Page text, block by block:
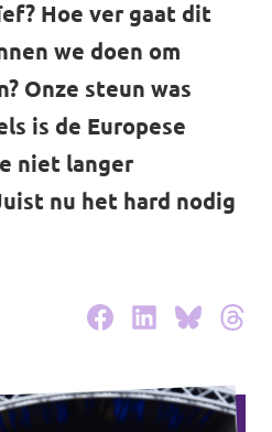
Hoe ver gaat dit
we doen om
Onze steun was
is de Europese
niet langer
nu het hard nodig